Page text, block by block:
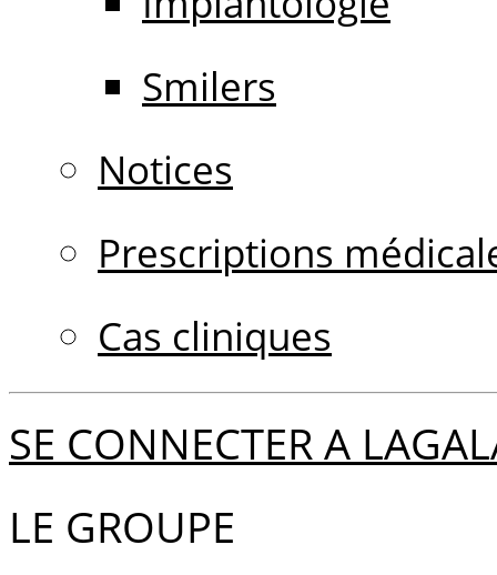
Smilers
Notices
Prescriptions
Cas cliniques
SE CONNECTER A
LE GROUPE